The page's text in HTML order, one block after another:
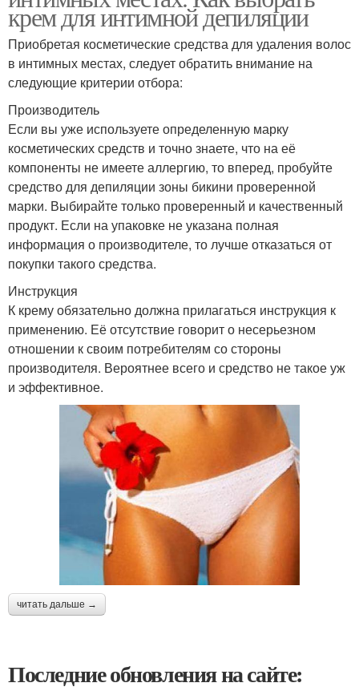
крем для интимной депиляции
Приобретая косметические средства для удаления волос
в интимных местах, следует обратить внимание на
следующие критерии отбора:
Производитель
Если вы уже используете определенную марку
косметических средств и точно знаете, что на её
компоненты не имеете аллергию, то вперед, пробуйте
средство для депиляции зоны бикини проверенной
марки. Выбирайте только проверенный и качественный
продукт. Если на упаковке не указана полная
информация о производителе, то лучше отказаться от
покупки такого средства.
Инструкция
К крему обязательно должна прилагаться инструкция к
применению. Её отсутствие говорит о несерьезном
отношении к своим потребителям со стороны
производителя. Вероятнее всего и средство не такое уж
и эффективное.
читать дальше →
Последние обновления на сайте: